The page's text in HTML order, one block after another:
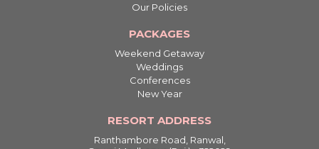
Our Policies
PACKAGES
Weekend Getaway
Weddings
Conferences
New Year
RESORT ADDRESS
Ranthambore Road, Ranwal,